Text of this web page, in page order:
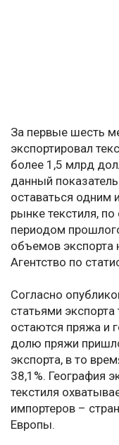
За первые шесть
экспортировал
более 1,5 млрд
данный
оставаться одним
рынке текстиля,
периодом
объемов экспорта
Агентство по
Согласно
статьями
остаются пряжа и
долю пряжи
экспорта, в то
38,1%. География
текстиля
импортеров –
Европы.